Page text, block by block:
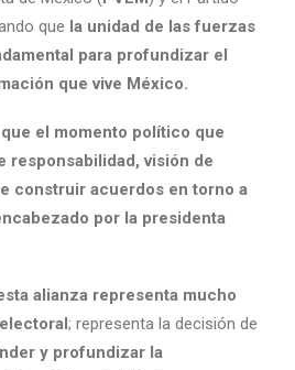
que la unidad de las fuerzas
para profundizar el
que vive México.
el momento político que
responsabilidad, visión de
construir acuerdos en torno a
por la presidenta
alianza representa mucho
; representa la decisión de
y profundizar la